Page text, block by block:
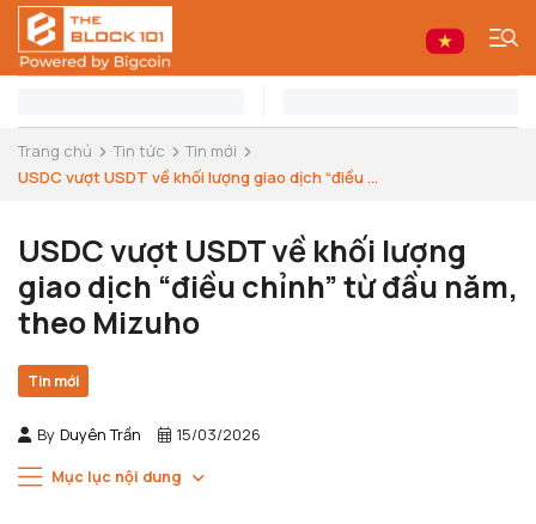
Trang chủ Tin tức
Tin mới
USDC vượt USDT về khối lượng giao dịch “điều ...
USDC vượt USDT về khối lượng
giao dịch “điều chỉnh” từ đầu năm,
theo Mizuho
Tin mới
By Duyên Trần 15/03/2026
Mục lục nội dung